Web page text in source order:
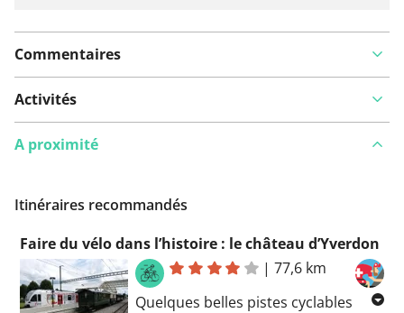
Commentaires
Activités
A proximité
Itinéraires recommandés
Faire du vélo dans l’histoire : le château d’Yverdon
|77,6 km
Quelques belles pistes cyclables